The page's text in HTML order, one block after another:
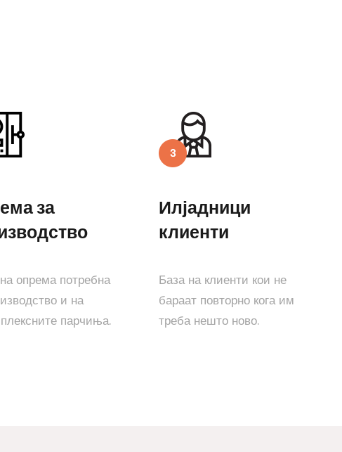
за
опрема потребна
и на
парчиња.
Илјадници
клиенти
База на клиенти кои не
бараат повторно кога им
треба нешто ново.